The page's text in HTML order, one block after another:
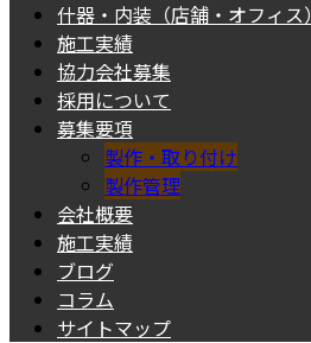
什器・内装（店舗・オフィス）
施工実績
協力会社募集
採用について
募集要項
製作・取り付け
製作管理
会社概要
施工実績
ブログ
コラム
サイトマップ